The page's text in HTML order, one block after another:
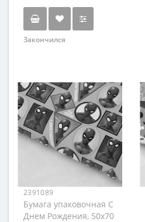
Закончился
2391089
Бумага упаковочная С
Днем Рождения, 50х70